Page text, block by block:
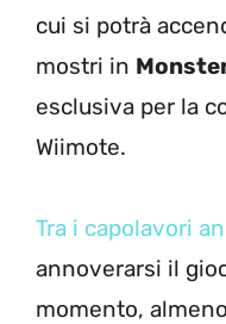
cui si potrà
mostri in
esclusiva per la
Wiimote.
Tra i capolavori
annoverarsi il
momento,